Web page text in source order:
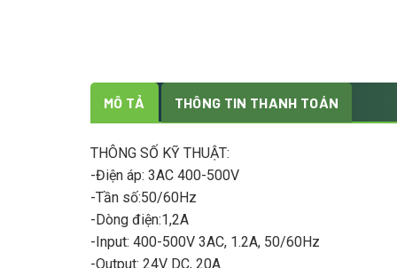
MÔ TẢ THÔNG TIN THANH TOÁN
THÔNG SỐ KỸ THUẬT:
-Điện áp: 3AC 400-500V
-Tần số:50/60Hz
-Dòng điện:1,2A
-Input: 400-500V 3AC, 1.2A, 50/60Hz
-Output: 24V DC, 20A